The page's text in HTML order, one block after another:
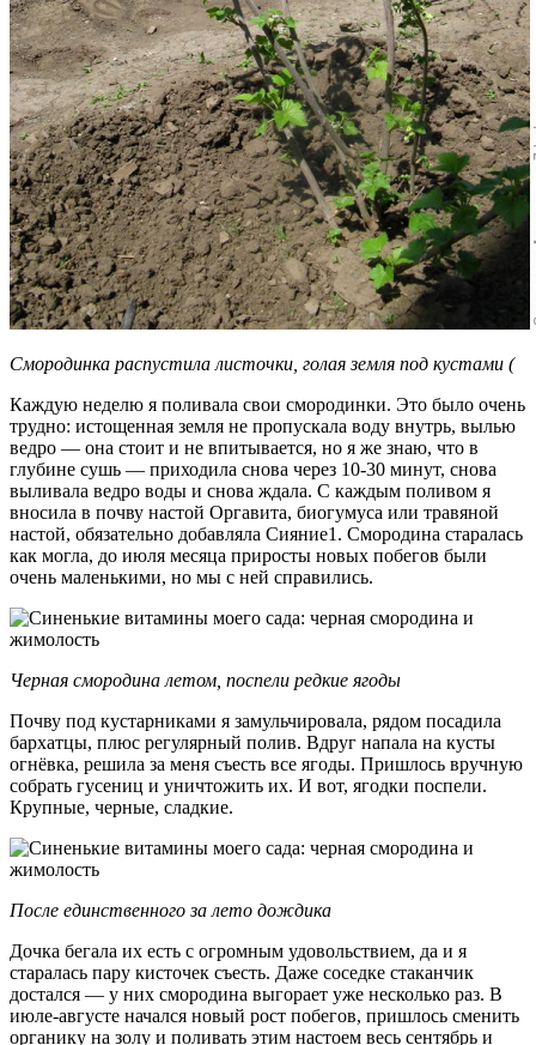
Смородинка распустила листочки, голая земля под кустами (
Каждую неделю я поливала свои смородинки. Это было очень
трудно: истощенная земля не пропускала воду внутрь, вылью
ведро — она стоит и не впитывается, но я же знаю, что в
глубине сушь — приходила снова через 10-30 минут, снова
выливала ведро воды и снова ждала. С каждым поливом я
вносила в почву настой Оргавита, биогумуса или травяной
настой, обязательно добавляла Сияние1. Смородина старалась
как могла, до июля месяца приросты новых побегов были
очень маленькими, но мы с ней справились.
Черная смородина летом, поспели редкие ягоды
Почву под кустарниками я замульчировала, рядом посадила
бархатцы, плюс регулярный полив. Вдруг напала на кусты
огнёвка, решила за меня съесть все ягоды. Пришлось вручную
собрать гусениц и уничтожить их. И вот, ягодки поспели.
Крупные, черные, сладкие.
После единственного за лето дождика
Дочка бегала их есть с огромным удовольствием, да и я
старалась пару кисточек съесть. Даже соседке стаканчик
достался — у них смородина выгорает уже несколько раз. В
июле-августе начался новый рост побегов, пришлось сменить
органику на золу и поливать этим настоем весь сентябрь и